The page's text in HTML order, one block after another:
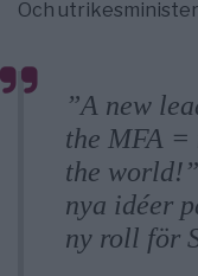
Och
”A new leadership and new ideas in
the MFA =
the
nya idéer
ny roll för